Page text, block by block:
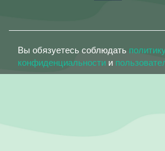
Вы обязуетесь соблюдать политику
конфиденциальности и